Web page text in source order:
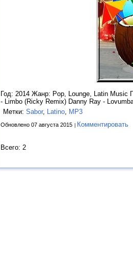
Год: 2014 Жанр: Pop, Lounge, Latin Music
- Limbo (Ricky Remix) Danny Ray -
Метки: Sabor, Latino, MP3
Обновлено 07 августа 2015 Комментировать
Всего: 2